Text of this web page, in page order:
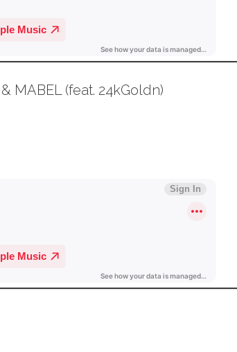
MABEL (feat. 24kGoldn)